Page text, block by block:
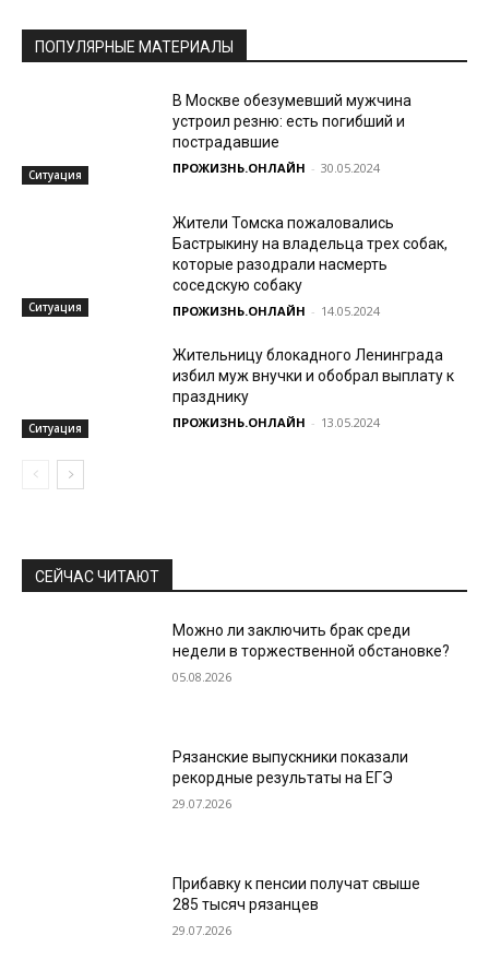
ПОПУЛЯРНЫЕ МАТЕРИАЛЫ
Ситуация
В Москве обезумевший мужчина
устроил резню: есть погибший и
пострадавшие
ПРОЖИЗНЬ.ОНЛАЙН - 30.05.2024
Ситуация
Жители Томска пожаловались
Бастрыкину на владельца трех собак,
которые разодрали насмерть
соседскую собаку
ПРОЖИЗНЬ.ОНЛАЙН - 14.05.2024
Ситуация
Жительницу блокадного Ленинграда
избил муж внучки и обобрал выплату к
празднику
ПРОЖИЗНЬ.ОНЛАЙН - 13.05.2024
СЕЙЧАС ЧИТАЮТ
Можно ли заключить брак среди
недели в торжественной обстановке?
05.08.2026
Рязанские выпускники показали
рекордные результаты на ЕГЭ
29.07.2026
Прибавку к пенсии получат свыше
285 тысяч рязанцев
29.07.2026